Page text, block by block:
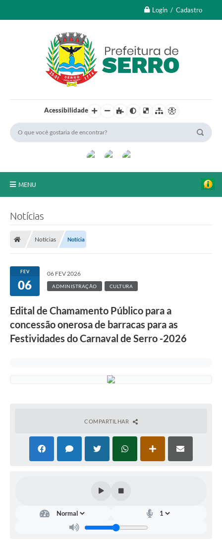
Login / Cadastro
Acessibilidade
MENU
Transparência Pública
Processo Seletivo/Concurso Público
Taxas de Inscrição/Guia de Arrecadação / Tributos
Online
Plano Diretor Participativo de Serro/MG
Planejamento e Orçamento Público: PPA - LOA -
LDO
Sala Mineira do Empreendedor de Serro/MG
Turismo
Emissão de Contracheque
Chamamento Público
Notícias
Notícias Notícia
FEV
06
06 FEV 2026
ADMINISTRAÇÃO CULTURA
Edital de Chamamento Público para a
concessão onerosa de barracas para as
Festividades do Carnaval de Serro -2026
COMPARTILHAR